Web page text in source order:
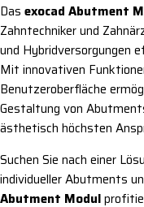
Das exocad Abutment
Zahntechniker und
und Hybridversorgungen
Mit innovativen
Benutzeroberfläche
Gestaltung von
ästhetisch höchsten
Suchen Sie nach einer
individueller Abutments
Abutment Modul